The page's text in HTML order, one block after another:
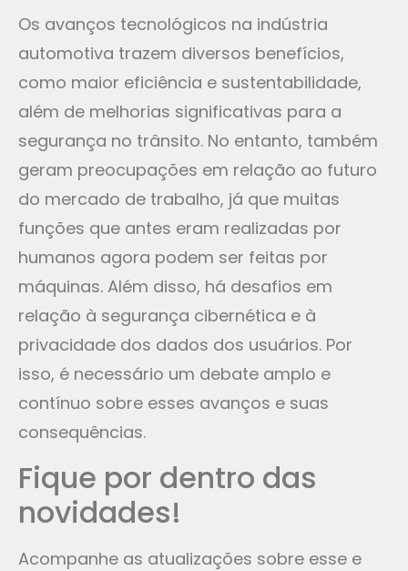
Os avanços tecnológicos na indústria
automotiva trazem diversos benefícios,
como maior eficiência e sustentabilidade,
além de melhorias significativas para a
segurança no trânsito. No entanto, também
geram preocupações em relação ao futuro
do mercado de trabalho, já que muitas
funções que antes eram realizadas por
humanos agora podem ser feitas por
máquinas. Além disso, há desafios em
relação à segurança cibernética e à
privacidade dos dados dos usuários. Por
isso, é necessário um debate amplo e
contínuo sobre esses avanços e suas
consequências.
Fique por dentro das
novidades!
Acompanhe as atualizações sobre esse e